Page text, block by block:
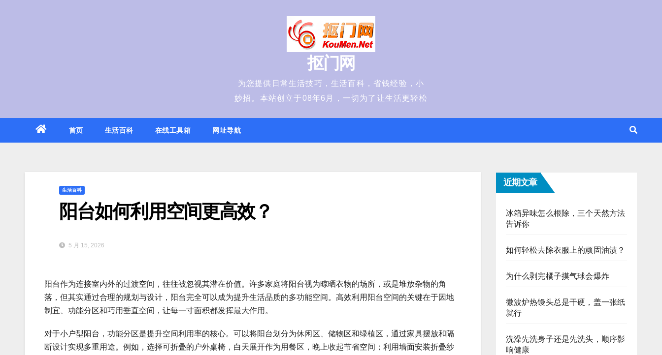
抠门网
为您提供日常生活技巧，生活百科，省钱经验，小
妙招。本站创立于08年6月，一切为了让生活更轻松
首页 生活百科 在线工具箱 网址导航
生活百科
阳台如何利用空间更高效？
5 月 15, 2026
阳台作为连接室内外的过渡空间，往往被忽视其潜在价值。许多家庭将阳台视为晾晒衣物的场所，或是堆放杂物的角
落，但其实通过合理的规划与设计，阳台完全可以成为提升生活品质的多功能空间。高效利用阳台空间的关键在于因地
制宜、功能分区和巧用垂直空间，让每一寸面积都发挥最大作用。
对于小户型阳台，功能分区是提升空间利用率的核心。可以将阳台划分为休闲区、储物区和绿植区，通过家具摆放和隔
断设计实现多重用途。例如，选择可折叠的户外桌椅，白天展开作为用餐区，晚上收起节省空间；利用墙面安装折叠纱
近期文章
冰箱异味怎么根除，三个天然方法
告诉你
如何轻松去除衣服上的顽固油渍？
为什么剥完橘子摸气球会爆炸
微波炉热馒头总是干硬，盖一张纸
就行
洗澡先洗身子还是先洗头，顺序影
响健康